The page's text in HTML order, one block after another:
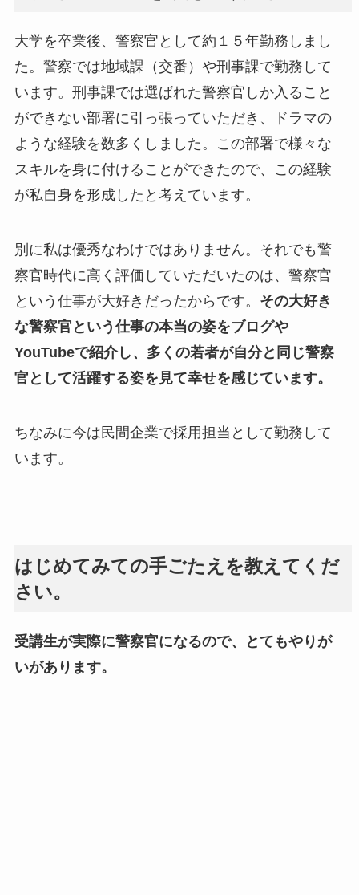
大学を卒業後、警察官として約１５年勤務しまし
た。警察では地域課（交番）や刑事課で勤務して
います。刑事課では選ばれた警察官しか入ること
ができない部署に引っ張っていただき、ドラマの
ような経験を数多くしました。この部署で様々な
スキルを身に付けることができたので、この経験
が私自身を形成したと考えています。
別に私は優秀なわけではありません。それでも警
察官時代に高く評価していただいたのは、警察官
という仕事が大好きだったからです。 その大好き
な警察官という仕事の本当の姿をブログや
YouTubeで紹介し、多くの若者が自分と同じ警察
官として活躍する姿を見て幸せを感じています。
ちなみに今は民間企業で採用担当として勤務して
います。
はじめてみての手ごたえを教えてくだ
さい。
受講生が実際に警察官になるので、とてもやりが
いがあります。